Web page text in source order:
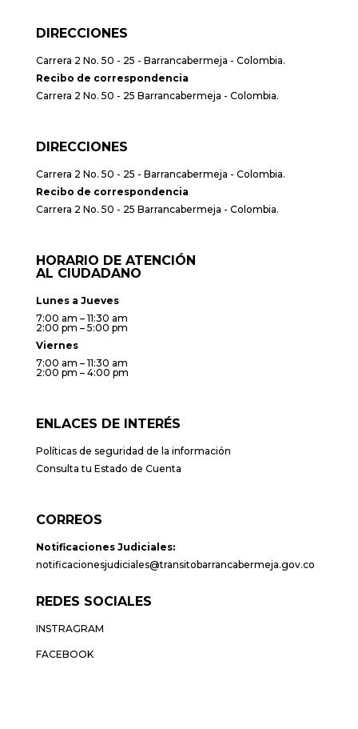
DIRECCIONES
Carrera 2 No. 50 - 25 - Barrancabermeja - Colombia.
Recibo de correspondencia
Carrera 2 No. 50 - 25 Barrancabermeja - Colombia.
DIRECCIONES
Carrera 2 No. 50 - 25 - Barrancabermeja - Colombia.
Recibo de correspondencia
Carrera 2 No. 50 - 25 Barrancabermeja - Colombia.
HORARIO DE ATENCIÓN
AL CIUDADANO
Lunes a Jueves
7:00 am – 11:30 am
2:00 pm – 5:00 pm
Viernes
7:00 am – 11:30 am
2:00 pm – 4:00 pm
ENLACES DE INTERÉS
Políticas de seguridad de la información
Consulta tu Estado de Cuenta
CORREOS
Notificaciones Judiciales:
notificacionesjudiciales@transitobarrancabermeja.gov.co
REDES SOCIALES
INSTRAGRAM
FACEBOOK